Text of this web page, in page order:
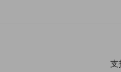
支